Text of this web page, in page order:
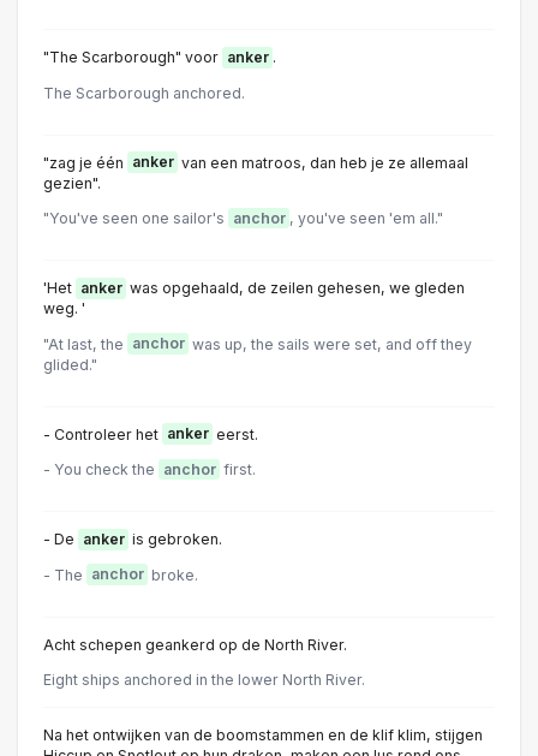
"The Scarborough" voor anker .
The Scarborough anchored.
"zag je één anker van een matroos, dan heb je ze allemaal
gezien".
"You've seen one sailor's anchor , you've seen 'em all."
'Het anker was opgehaald, de zeilen gehesen, we gleden
weg. '
"At last, the anchor was up, the sails were set, and off they
glided."
- Controleer het anker eerst.
- You check the anchor first.
- De anker is gebroken.
- The anchor broke.
Acht schepen geankerd op de North River.
Eight ships anchored in the lower North River.
Na het ontwijken van de boomstammen en de klif klim, stijgen